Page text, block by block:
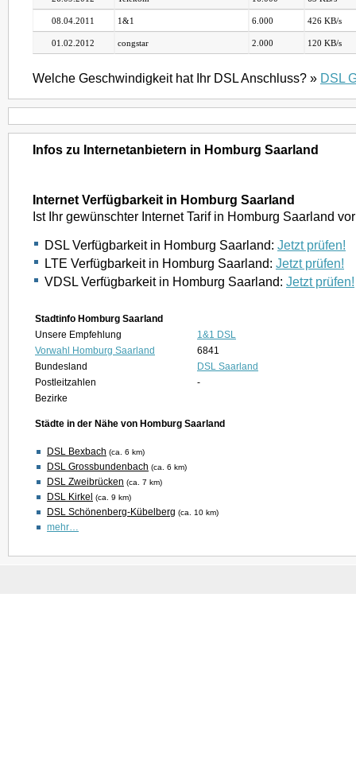
08.04.2011 1&1 6.000 426 KB/s
01.02.2012 congstar 2.000 120 KB/s
Welche Geschwindigkeit hat Ihr DSL Anschluss? » DSL
Infos zu Internetanbietern in Homburg Saarland
Internet Verfügbarkeit in Homburg Saarland
Ist Ihr gewünschter Internet Tarif in Homburg Saarland
DSL Verfügbarkeit in Homburg Saarland: Jetzt prüfen!
LTE Verfügbarkeit in Homburg Saarland: Jetzt prüfen!
VDSL Verfügbarkeit in Homburg Saarland: Jetzt prüfen!
Stadtinfo Homburg Saarland
Unsere Empfehlung
1&1 DSL
Vorwahl Homburg Saarland
6841
Bundesland
DSL Saarland
Postleitzahlen
-
Bezirke
Städte in der Nähe von Homburg Saarland
DSL Bexbach (ca. 6 km)
DSL Grossbundenbach (ca. 6 km)
DSL Zweibrücken (ca. 7 km)
DSL Kirkel (ca. 9 km)
DSL Schönenberg-Kübelberg (ca. 10 km)
mehr…